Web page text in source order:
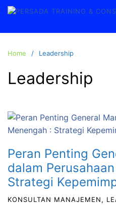
Skip
content
Home Leadership
Leadership
Peran Penting
dalam
Strategi
KONSULTAN MANAJEMEN,